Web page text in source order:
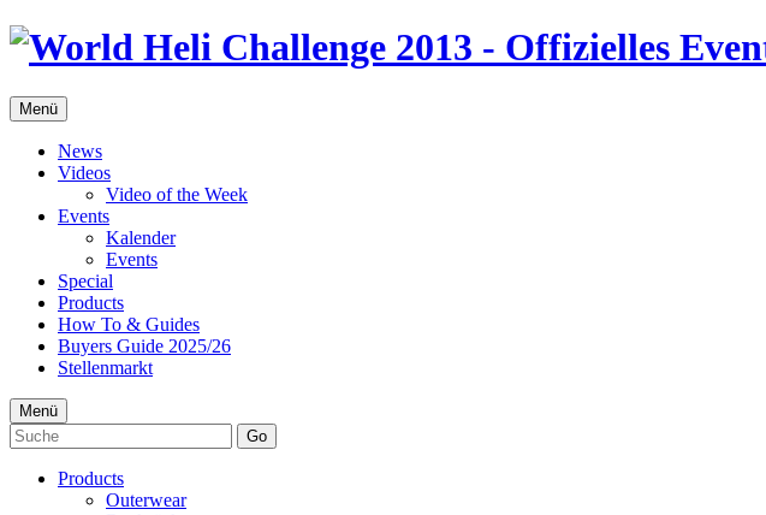
Menü
News
Videos
Video of the Week
Events
Kalender
Events
Special
Products
How To & Guides
Buyers Guide 2025/26
Stellenmarkt
Menü
Go
Products
Outerwear